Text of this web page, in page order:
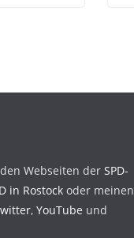
Webseiten der SPD-
in Rostock oder meinen
, YouTube und